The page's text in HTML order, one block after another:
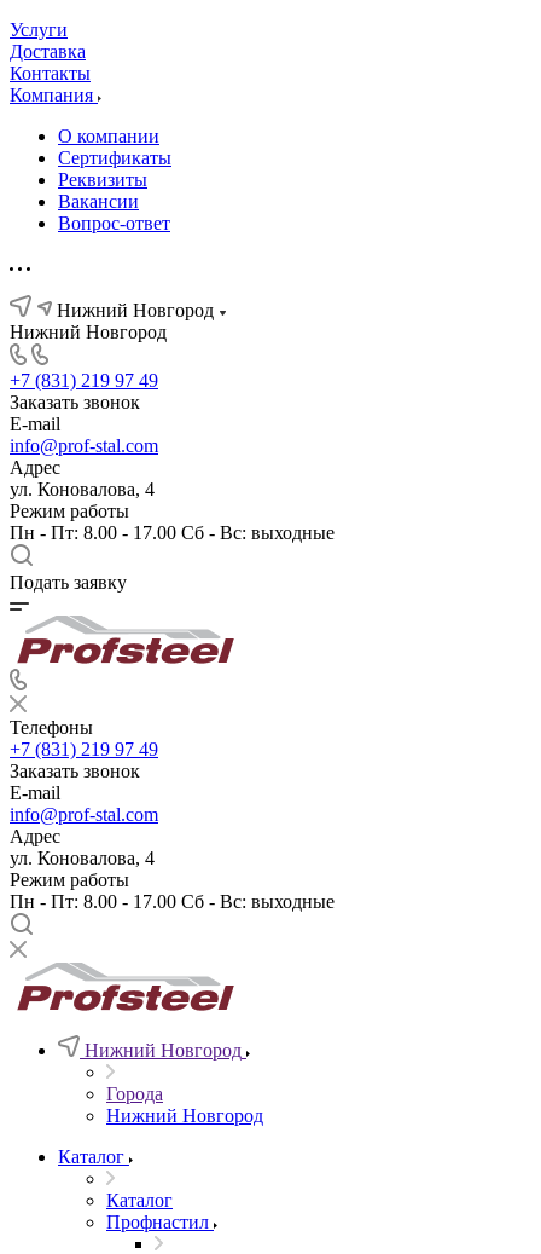
Услуги
Доставка
Контакты
Компания
О компании
Сертификаты
Реквизиты
Вакансии
Вопрос-ответ
Нижний Новгород
Нижний Новгород
+7 (831) 219 97 49
Заказать звонок
E-mail
info@prof-stal.com
Адрес
ул. Коновалова, 4
Режим работы
Пн - Пт: 8.00 - 17.00 Сб - Вс: выходные
Подать заявку
Телефоны
+7 (831) 219 97 49
Заказать звонок
E-mail
info@prof-stal.com
Адрес
ул. Коновалова, 4
Режим работы
Пн - Пт: 8.00 - 17.00 Сб - Вс: выходные
Нижний Новгород
Города
Нижний Новгород
Каталог
Каталог
Профнастил